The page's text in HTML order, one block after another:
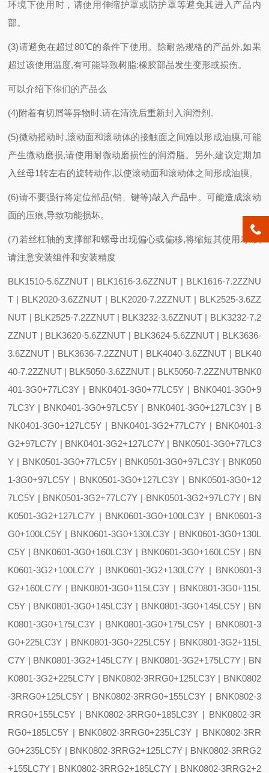
环境下使用时，请使用伸缩护罩或防护罩等避免其进入产品内
部。
(3)请避免在超过80℃的条件下使用。除耐热规格的产品外,如果
超过该使用温度,有可能导致树脂:橡胶部品发生变形或损伤。
可以介绍下你们的产品么
(4)附着有切屑等异物时,请在清洗后重新封入润滑剂。
(5)微动摇动时,滚动面和滚动体的接触面之间难以形成油膜,可能
产生微动磨损,请使用耐微动磨损性的润滑脂。另外,建议定期加
入丝母1转左右的旋转动作,以使滚动面和滚动体之间形成油膜。
(6)请不要强行将定位部品(销、键等)敲入产品中。可能造成滚动
面的压痕,导致功能损坏。
(7)若丝杠轴的支撑部和螺母出现偏心或偏移,将缩短其使用寿命,
请注意安装组件和安装精度
BLK1510-5.6ZZNUT | BLK1616-3.6ZZNUT | BLK1616-7.2ZZNU
T | BLK2020-3.6ZZNUT | BLK2020-7.2ZZNUT | BLK2525-3.6ZZ
NUT | BLK2525-7.2ZZNUT | BLK3232-3.6ZZNUT | BLK3232-7.2
ZZNUT | BLK3620-5.6ZZNUT | BLK3624-5.6ZZNUT | BLK3636-
3.6ZZNUT | BLK3636-7.2ZZNUT | BLK4040-3.6ZZNUT | BLK40
40-7.2ZZNUT | BLK5050-3.6ZZNUT | BLK5050-7.2ZZNUTBNK0
401-3G0+77LC3Y | BNK0401-3G0+77LC5Y | BNK0401-3G0+9
7LC3Y | BNK0401-3G0+97LC5Y | BNK0401-3G0+127LC3Y | B
NK0401-3G0+127LC5Y | BNK0401-3G2+77LC7Y | BNK0401-3
G2+97LC7Y | BNK0401-3G2+127LC7Y | BNK0501-3G0+77LC3
Y | BNK0501-3G0+77LC5Y | BNK0501-3G0+97LC3Y | BNK050
1-3G0+97LC5Y | BNK0501-3G0+127LC3Y | BNK0501-3G0+12
7LC5Y | BNK0501-3G2+77LC7Y | BNK0501-3G2+97LC7Y | BN
K0501-3G2+127LC7Y | BNK0601-3G0+100LC3Y | BNK0601-3
G0+100LC5Y | BNK0601-3G0+130LC3Y | BNK0601-3G0+130L
C5Y | BNK0601-3G0+160LC3Y | BNK0601-3G0+160LC5Y | BN
K0601-3G2+100LC7Y | BNK0601-3G2+130LC7Y | BNK0601-3
G2+160LC7Y | BNK0801-3G0+115LC3Y | BNK0801-3G0+115L
C5Y | BNK0801-3G0+145LC3Y | BNK0801-3G0+145LC5Y | BN
K0801-3G0+175LC3Y | BNK0801-3G0+175LC5Y | BNK0801-3
G0+225LC3Y | BNK0801-3G0+225LC5Y | BNK0801-3G2+115L
C7Y | BNK0801-3G2+145LC7Y | BNK0801-3G2+175LC7Y | BN
K0801-3G2+225LC7Y | BNK0802-3RRG0+125LC3Y | BNK0802
-3RRG0+125LC5Y | BNK0802-3RRG0+155LC3Y | BNK0802-3
RRG0+155LC5Y | BNK0802-3RRG0+185LC3Y | BNK0802-3R
RG0+185LC5Y | BNK0802-3RRG0+235LC3Y | BNK0802-3RR
G0+235LC5Y | BNK0802-3RRG2+125LC7Y | BNK0802-3RRG2
+155LC7Y | BNK0802-3RRG2+185LC7Y | BNK0802-3RRG2+2